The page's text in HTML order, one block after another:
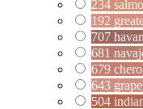
234
192
707
681
679
643
504